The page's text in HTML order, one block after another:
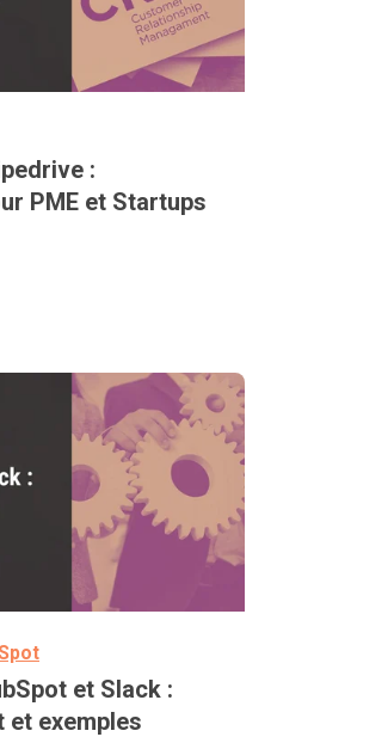
:
PME et Startups
et Slack :
et exemples